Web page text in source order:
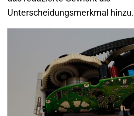
Unterscheidungsmerkmal hinzu.